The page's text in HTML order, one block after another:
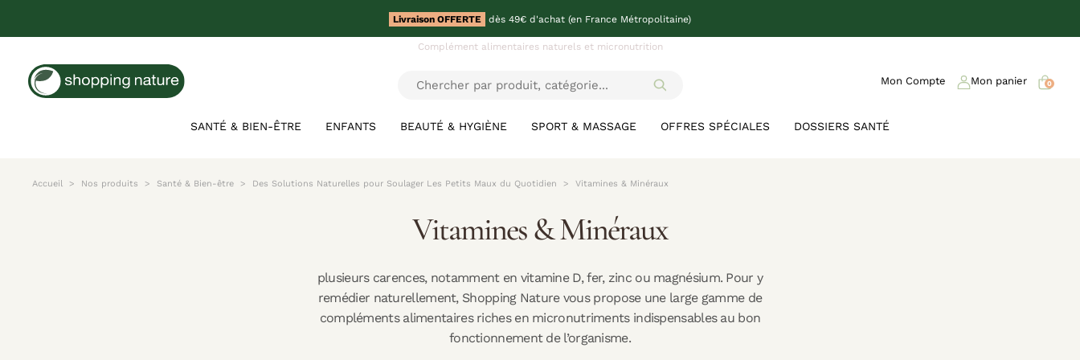
Livraison OFFERTE dès 49€ d'achat (en France Métropolitaine)
Complément alimentaires naturels et micronutrition
SANTÉ & BIEN-ÊTRE ENFANTS BEAUTÉ & HYGIÈNE SPORT & MASSAGE OFFRES SPÉCIALES DOSSIERS SANTÉ
Mon Compte Mon panier 0
Accueil Nos produits Santé & Bien-être Des Solutions Naturelles pour Soulager Les Petits Maux du Quotidien Vitamines & Minéraux
Vitamines & Minéraux
plusieurs carences, notamment en vitamine D, fer, zinc ou magnésium. Pour y
remédier naturellement, Shopping Nature vous propose une large gamme de
compléments alimentaires riches en micronutriments indispensables au bon
fonctionnement de l’organisme.